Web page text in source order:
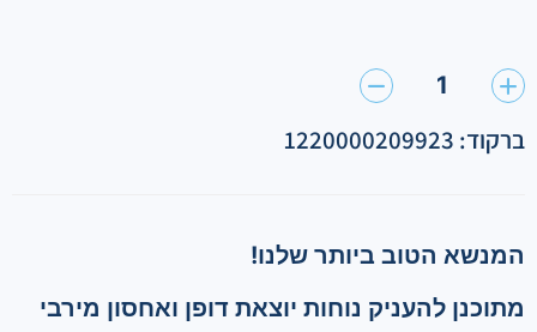
1
ברקוד: 1220000209923
המנשא הטוב ביותר שלנו!
מתוכנן להעניק נוחות יוצאת דופן ואחסון מירבי